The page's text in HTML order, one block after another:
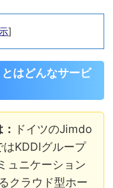
]
はどんなサービ
ドイツのJimdo
KDDIグループ
ュニケーション
クラウド型ホー